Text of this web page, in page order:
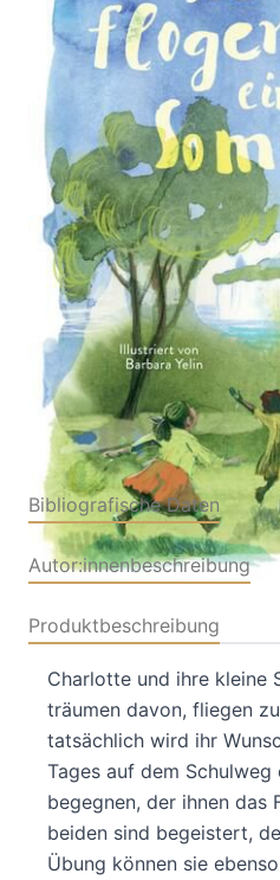
Zur Wunschliste
Der Klassiker der
großartiger
Barbara Yelin
VonPenelope Farmer
Verlag: Insel
Verlag|Chatto & Windus
Buch
Hardcover
Bibliografische Daten
Autor:innenbeschreibung
Produktbeschreibung
Charlotte und ihre kleine
träumen davon, fliegen
tatsächlich wird ihr
Tages auf dem Schulweg
begegnen, der ihnen das
beiden sind begeistert,
Übung können sie